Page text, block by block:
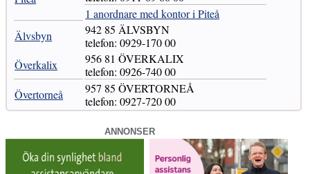
1 anordnare med kontor i Piteå
Älvsbyn
942 85 ÄLVSBYN
telefon: 0929-170 00
Överkalix
956 81 ÖVERKALIX
telefon: 0926-740 00
Övertorneå
957 85 ÖVERTORNEÅ
telefon: 0927-720 00
ANNONSER